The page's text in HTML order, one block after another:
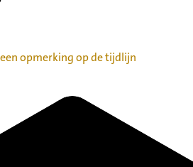
opmerking op de tijdlijn